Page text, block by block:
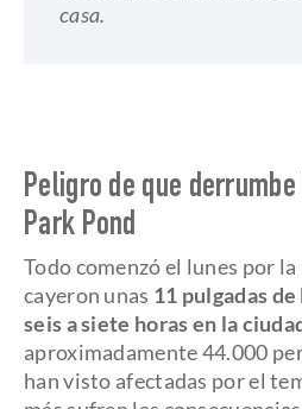
casa.
Peligro de que
Park Pond
Todo comenzó el lunes por
cayeron unas 11 pulgadas
seis a siete horas en la
aproximadamente 44.000
han visto afectadas por el